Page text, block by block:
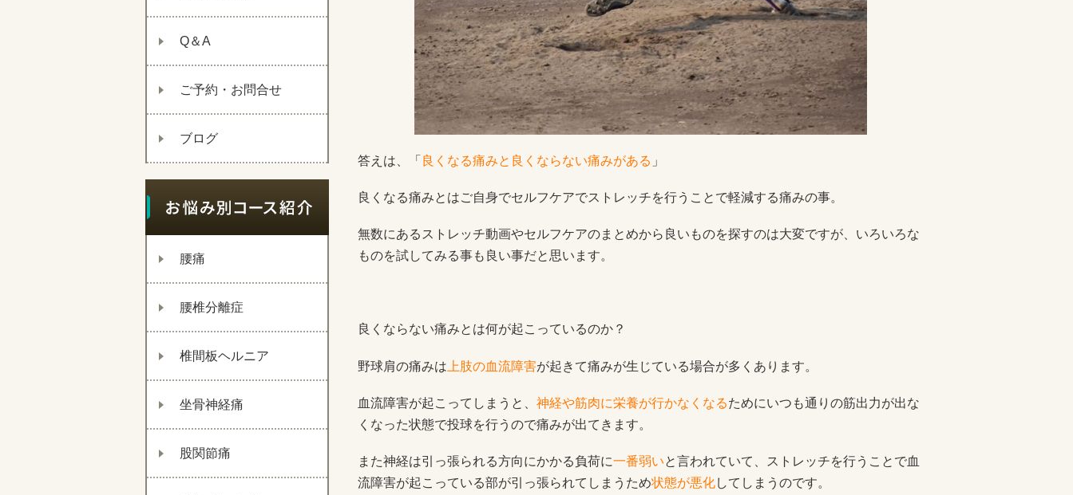
Q＆A
ご予約・お問合せ
ブログ
腰痛
腰椎分離症
椎間板ヘルニア
坐骨神経痛
股関節痛
答えは、「 良くなる痛みと良くならない痛みがある 」
良くなる痛みとはご自身でセルフケアでストレッチを行うことで軽減する痛みの事。
無数にあるストレッチ動画やセルフケアのまとめから良いものを探すのは大変ですが、いろいろな
ものを試してみる事も良い事だと思います。
良くならない痛みとは何が起こっているのか？
野球肩の痛みは 上肢の血流障害が起きて痛みが生じている場合が多くあります。
血流障害が起こってしまうと、 神経や筋肉に栄養が行かなくなるためにいつも通りの筋出力が出な
くなった状態で投球を行うので痛みが出てきます。
また神経は引っ張られる方向にかかる負荷に一番弱いと言われていて、ストレッチを行うことで血
流障害が起こっている部が引っ張られてしまうため状態が悪化してしまうのです。